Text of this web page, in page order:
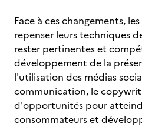
Face à ces changements,
repenser leurs techniques
rester pertinentes et
développement de la
l'utilisation des médias
communication, le
d'opportunités pour
consommateurs et